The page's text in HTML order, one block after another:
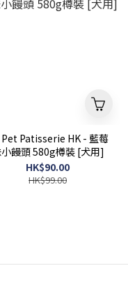
Pet Patisserie HK - 藍莓
饅頭 580g樽裝 [犬用]
HK$90.00
HK$99.00